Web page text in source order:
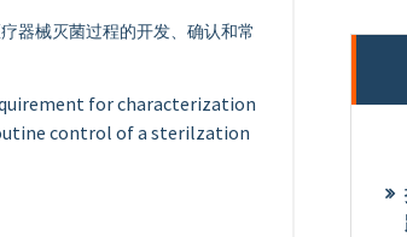
器械灭菌过程的开发、确认和常
for characterization
control of a sterilzation